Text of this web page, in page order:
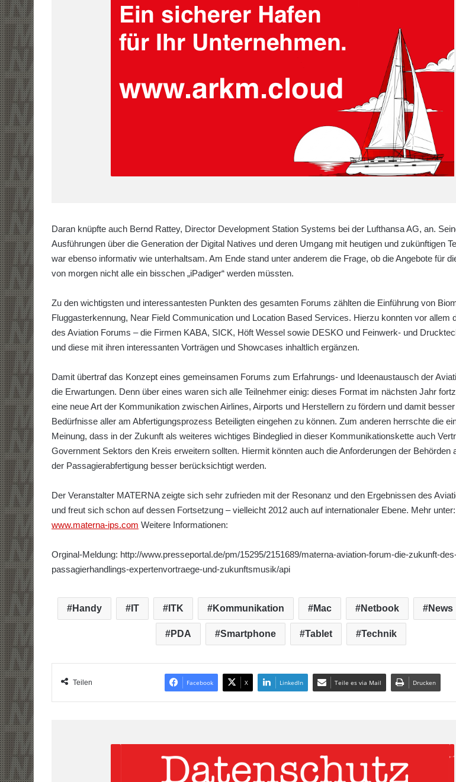
Daran knüpfte auch Bernd Rattey, Director Development Station Systems bei der Lufthansa AG, an.
Ausführungen über die Generation der Digital Natives und deren Umgang mit heutigen und zukünftigen
war ebenso informativ wie unterhaltsam. Am Ende stand unter anderem die Frage, ob die Angebote für
von morgen nicht alle ein bisschen „iPadiger“ werden müssten.
Zu den wichtigsten und interessantesten Punkten des gesamten Forums zählten die Einführung von
Fluggasterkennung, Near Field Communication und Location Based Services. Hierzu konnten vor allem
des Aviation Forums – die Firmen KABA, SICK, Höft Wessel sowie DESKO und Feinwerk- und
und diese mit ihren interessanten Vorträgen und Showcases inhaltlich ergänzen.
Damit übertraf das Konzept eines gemeinsamen Forums zum Erfahrungs- und Ideenaustausch der
die Erwartungen. Denn über eines waren sich alle Teilnehmer einig: dieses Format im nächsten Jahr
eine neue Art der Kommunikation zwischen Airlines, Airports und Herstellern zu fördern und damit
Bedürfnisse aller am Abfertigungsprozess Beteiligten eingehen zu können. Zum anderen herrschte die
Meinung, dass in der Zukunft als weiteres wichtiges Bindeglied in dieser Kommunikationskette auch
Government Sektors den Kreis erweitern sollten. Hiermit könnten auch die Anforderungen der Behörden
der Passagierabfertigung besser berücksichtigt werden.
Der Veranstalter MATERNA zeigte sich sehr zufrieden mit der Resonanz und den Ergebnissen des
und freut sich schon auf dessen Fortsetzung – vielleicht 2012 auch auf internationaler Ebene. Mehr unter:
www.materna-ips.com Weitere Informationen:
Orginal-Meldung: http://www.presseportal.de/pm/15295/2151689/materna-aviation-forum-die-zukunft-
passagierhandlings-expertenvortraege-und-zukunftsmusik/api
Handy IT ITK Kommunikation Mac Netbook News
PDA Smartphone Tablet Technik
Teilen Facebook X LinkedIn Teile es via Mail Drucken